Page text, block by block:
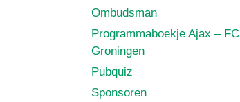
Ombudsman
Programmaboekje Ajax – FC
Groningen
Pubquiz
Sponsoren